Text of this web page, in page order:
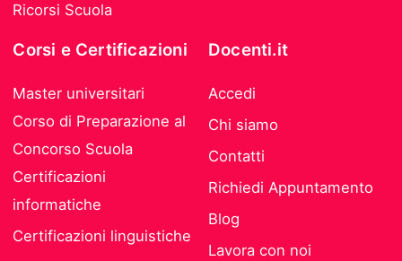
Ricorsi Scuola
Corsi e Certificazioni
Master universitari
Corso di Preparazione al
Concorso Scuola
Certificazioni
informatiche
Certificazioni linguistiche
Docenti.it
Accedi
Chi siamo
Contatti
Richiedi Appuntamento
Blog
Lavora con noi